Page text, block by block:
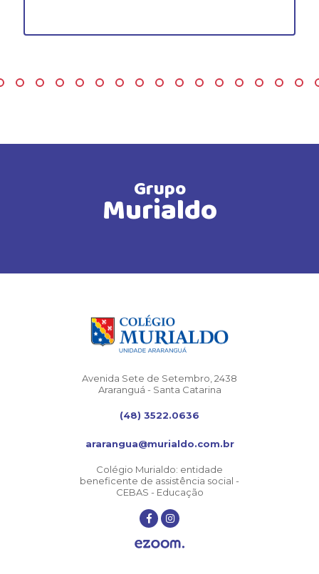
Grupo
Murialdo
Avenida Sete de Setembro, 2438
Araranguá - Santa Catarina
(48) 3522.0636
ararangua@murialdo.com.br
Colégio Murialdo: entidade
beneficente de assistência social -
CEBAS - Educação